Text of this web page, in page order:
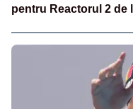
pentru Reactorul 2 de